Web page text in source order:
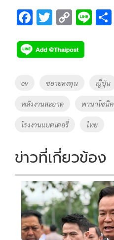
F
e
b
k
T
tt
er
C
p
y
Li
Li
Tags
ev ขยายลงทุน ญี่ปุ่น
พลังงานสะอาด พานาโซนิค
โรงงานแบตเตอรี่ ไทย
ข่าวที่เกี่ยวข้อง